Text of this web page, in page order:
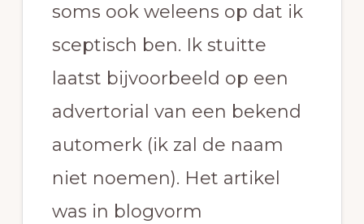
soms ook weleens op dat ik
sceptisch ben. Ik stuitte
laatst bijvoorbeeld op een
advertorial van een bekend
automerk (ik zal de naam
niet noemen). Het artikel
was in blogvorm